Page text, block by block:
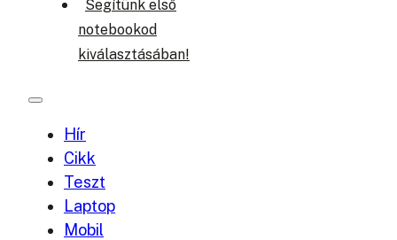
Segítünk első
notebookod
kiválasztásában!
Hír
Cikk
Teszt
Laptop
Mobil